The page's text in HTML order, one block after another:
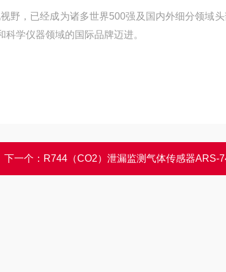
野，已经成为诸多世界500强及国内外细分领域
学仪器领域的国际品牌迈进。
下一个： R744（CO2）泄漏监测气体传感器ARS-